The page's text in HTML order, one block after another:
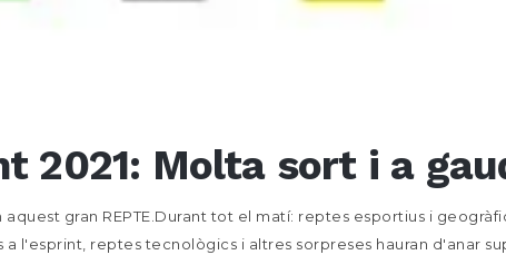
2021: Molta sort i a
gran REPTE.Durant tot el matí: reptes esportius i
l'esprint, reptes tecnològics i altres sorpreses hauran d'anar